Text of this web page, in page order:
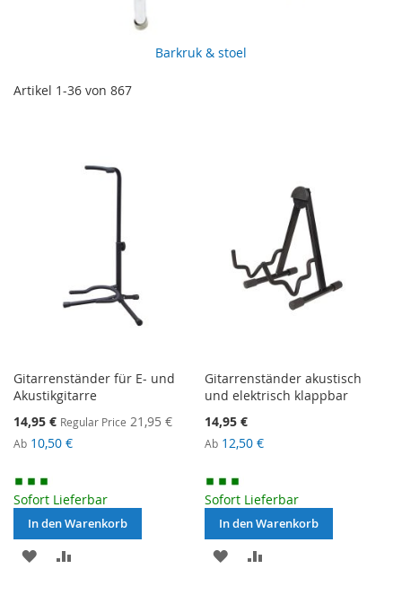
Barkruk & stoel
Artikel 1-36 von 867
Gitarrenständer für E- und
Akustikgitarre
Special
14,95 € Regular Price 21,95 €
Ab 10,50 €
Sofort Lieferbar
In den Warenkorb
MERKEN
Gitarrenständer akustisch
und elektrisch klappbar
14,95 €
Ab 12,50 €
Sofort Lieferbar
In den Warenkorb
MERKEN